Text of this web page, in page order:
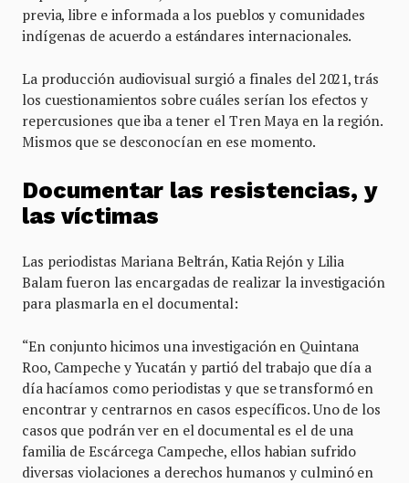
previa, libre e informada a los pueblos y comunidades
indígenas de acuerdo a estándares internacionales.
La producción audiovisual surgió a finales del 2021, trás
los cuestionamientos sobre cuáles serían los efectos y
repercusiones que iba a tener el Tren Maya en la región.
Mismos que se desconocían en ese momento.
Documentar las resistencias, y
las víctimas
Las periodistas Mariana Beltrán, Katia Rejón y Lilia
Balam fueron las encargadas de realizar la investigación
para plasmarla en el documental:
“En conjunto hicimos una investigación en Quintana
Roo, Campeche y Yucatán y partió del trabajo que día a
día hacíamos como periodistas y que se transformó en
encontrar y centrarnos en casos específicos. Uno de los
casos que podrán ver en el documental es el de una
familia de Escárcega Campeche, ellos habian sufrido
diversas violaciones a derechos humanos y culminó en